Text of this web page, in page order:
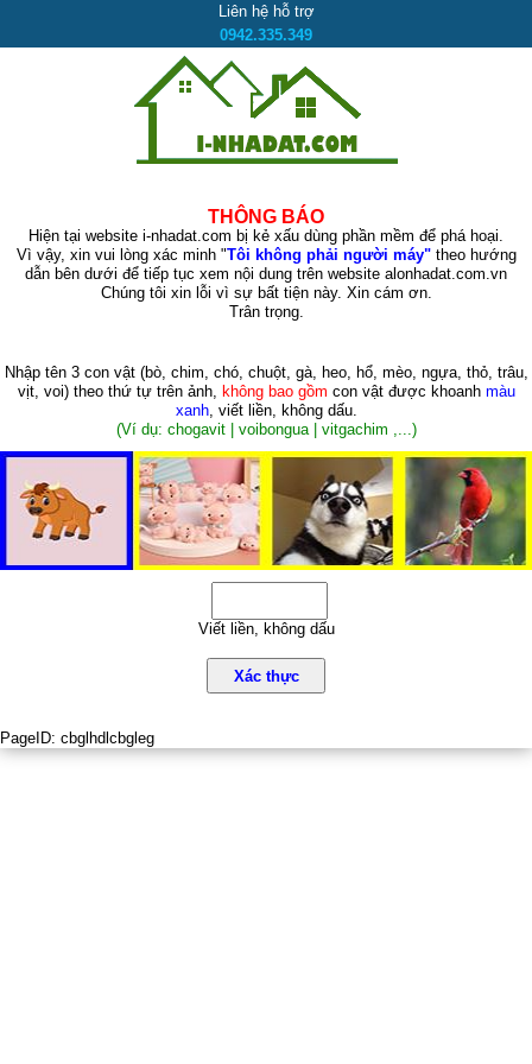
Liên hệ hỗ trợ
0942.335.349
THÔNG BÁO
Hiện tại website i-nhadat.com bị kẻ xấu dùng phần mềm để phá hoại.
Vì vậy, xin vui lòng xác minh "Tôi không phải người máy"theo hướng
dẫn bên dưới để tiếp tục xem nội dung trên website alonhadat.com.vn
Chúng tôi xin lỗi vì sự bất tiện này. Xin cám ơn.
Trân trọng.
Nhập tên 3 con vật (bò, chim, chó, chuột, gà, heo, hổ, mèo, ngựa, thỏ, trâu,
vịt, voi)theo thứ tự trên ảnh, không bao gồm con vật được khoanh màu
xanh, viết liền, không dấu.
(Ví dụ: chogavit | voibongua | vitgachim ,...)
Viết liền, không dấu
Xác thực
PageID: cbglhdlcbgleg